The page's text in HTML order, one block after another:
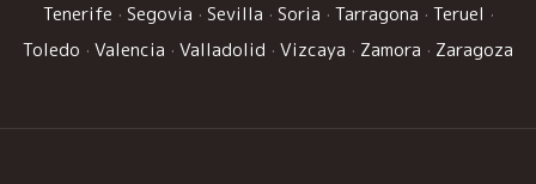
Tenerife · Segovia · Sevilla · Soria · Tarragona · Teruel ·
Toledo · Valencia · Valladolid · Vizcaya · Zamora · Zaragoza